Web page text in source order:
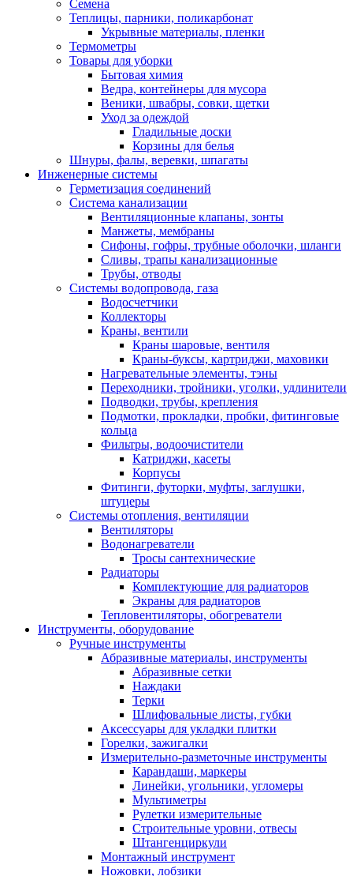
Семена
Теплицы, парники, поликарбонат
Укрывные материалы, пленки
Термометры
Товары для уборки
Бытовая химия
Ведра, контейнеры для мусора
Веники, швабры, совки, щетки
Уход за одеждой
Гладильные доски
Корзины для белья
Шнуры, фалы, веревки, шпагаты
Инженерные системы
Герметизация соединений
Система канализации
Вентиляционные клапаны, зонты
Манжеты, мембраны
Сифоны, гофры, трубные оболочки, шланги
Сливы, трапы канализационные
Трубы, отводы
Системы водопровода, газа
Водосчетчики
Коллекторы
Краны, вентили
Краны шаровые, вентиля
Краны-буксы, картриджи, маховики
Нагревательные элементы, тэны
Переходники, тройники, уголки, удлинители
Подводки, трубы, крепления
Подмотки, прокладки, пробки, фитинговые
кольца
Фильтры, водоочистители
Катриджи, касеты
Корпусы
Фитинги, футорки, муфты, заглушки,
штуцеры
Системы отопления, вентиляции
Вентиляторы
Водонагреватели
Тросы сантехнические
Радиаторы
Комплектующие для радиаторов
Экраны для радиаторов
Тепловентиляторы, обогреватели
Инструменты, оборудование
Ручные инструменты
Абразивные материалы, инструменты
Абразивные сетки
Наждаки
Терки
Шлифовальные листы, губки
Аксессуары для укладки плитки
Горелки, зажигалки
Измерительно-разметочные инструменты
Карандаши, маркеры
Линейки, угольники, угломеры
Мультиметры
Рулетки измерительные
Строительные уровни, отвесы
Штангенциркули
Монтажный инструмент
Ножовки, лобзики